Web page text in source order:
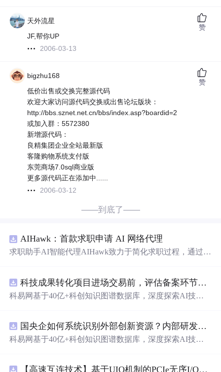
天外流星
JF,帮你UP
2006-03-13
赞
bigzhu168
低价出售或交换完整源代码
欢迎大家访问源代码交换或出售论坛版块：
http://bbs.sznet.net.cn/bbs/index.asp?boardid=2
或加入群：5572380
新增源代码：
良精集团企业全站最新版
客隆购物系统支付版
东莞商场7.0sql商业版
更多源代码正在添加中......
2006-03-12
赞
——到底了——
AIHawk：首款求职申请 AI 网络代理
求职助手AI智能代理AIHawk致力于简化求职过程，通过自
科技成果转化项目进场交易前，评估备案环节需要准备哪些材料？.docx
科易网基于40亿+科创知识图谱数据库，深度探索AI技术
新领域的AI+数智化解决方案，推动科技创新与产业创新
智能化发展。
国央企如何系统识别外部创新资源？内部研发体系完善，但对外部高校、中小科技企业技术能力缺乏动态认知。.docx
科易网基于40亿+科创知识图谱数据库，深度探索AI技术
新领域的AI+数智化解决方案，推动科技创新与产业创新【高速互连技术】基于UIO机制的PCIe无序I/O扩展：多路径架构下内存请求的高性能传输与排序控制方案设计